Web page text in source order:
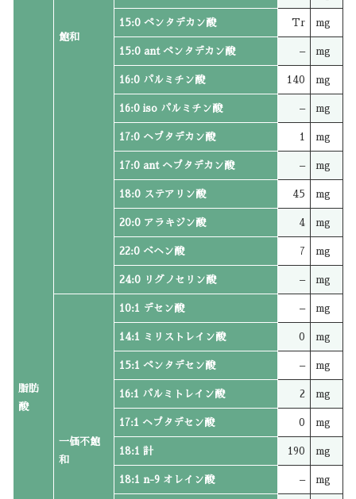
脂肪
酸
飽和
15:0 ペンタデカン酸 Tr mg
15:0 ant ペンタデカン酸 – mg
16:0 パルミチン酸 140 mg
16:0 iso パルミチン酸 – mg
17:0 ヘプタデカン酸 1 mg
17:0 ant ヘプタデカン酸 – mg
18:0 ステアリン酸 45 mg
20:0 アラキジン酸 4 mg
22:0 ベヘン酸 7 mg
24:0 リグノセリン酸 – mg
一価不飽
和
10:1 デセン酸 – mg
14:1 ミリストレイン酸 0 mg
15:1 ペンタデセン酸 – mg
16:1 パルミトレイン酸 2 mg
17:1 ヘプタデセン酸 0 mg
18:1 計 190 mg
18:1 n-9 オレイン酸 – mg